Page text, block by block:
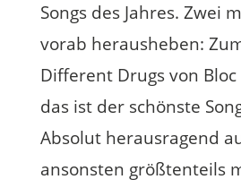
Songs des Jahres. Zwei
vorab herausheben:
Different Drugs von
das ist der schönste
Absolut herausragend
ansonsten größtenteils